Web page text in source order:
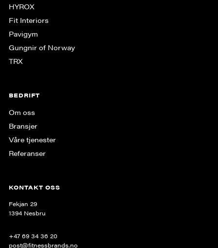
HYROX
Fit Interiors
Pavigym
Gungnir of Norway
TRX
BEDRIFT
Om oss
Bransjer
Våre tjenester
Referanser
KONTAKT OSS
Fekjan 29
1394 Nesbru
+47 69 34 36 20
post@fitnessbrands.no